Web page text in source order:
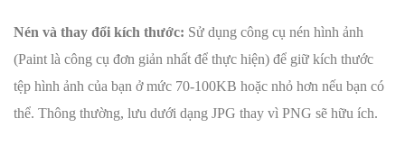
Nén và thay đổi kích thước: Sử dụng công cụ nén hình ảnh
(Paint là công cụ đơn giản nhất để thực hiện) để giữ kích thước
tệp hình ảnh của bạn ở mức 70-100KB hoặc nhỏ hơn nếu bạn có
thể. Thông thường, lưu dưới dạng JPG thay vì PNG sẽ hữu ích.